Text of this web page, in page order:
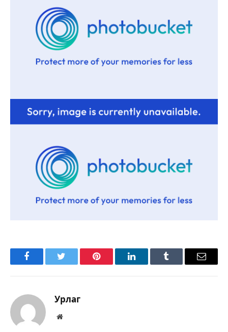
FacebookTwitter Pinterest LinkedInTumblr Имэйл
Урлаг
Вэбсайт